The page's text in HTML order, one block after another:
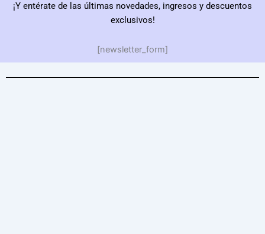
¡Y entérate de las últimas novedades, ingresos y descuentos
exclusivos!
[newsletter_form]